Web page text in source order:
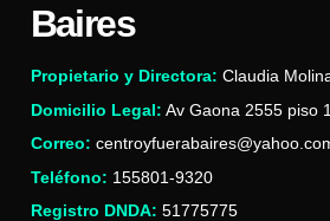
Baires
Propietario y Directora: Claudia
Domicilio Legal: Av Gaona 2555 piso
Correo:
Teléfono: 155801-9320
Registro DNDA: 51775775